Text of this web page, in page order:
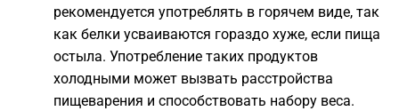
рекомендуется употреблять в горячем виде, так
как белки усваиваются гораздо хуже, если пища
остыла. Употребление таких продуктов
холодными может вызвать расстройства
пищеварения и способствовать набору веса.